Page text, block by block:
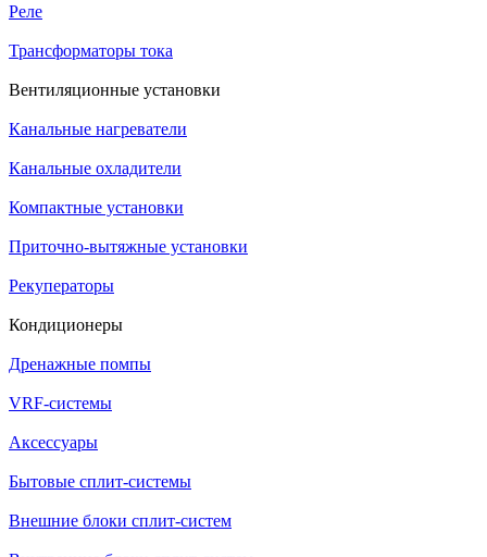
Реле
Трансформаторы тока
Вентиляционные установки
Канальные нагреватели
Канальные охладители
Компактные установки
Приточно-вытяжные установки
Рекуператоры
Кондиционеры
Дренажные помпы
VRF-системы
Аксессуары
Бытовые сплит-системы
Внешние блоки сплит-систем